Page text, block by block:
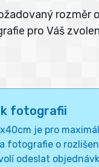
rozměr
pro Váš
fotografii
je pro
fotografie o
odeslat